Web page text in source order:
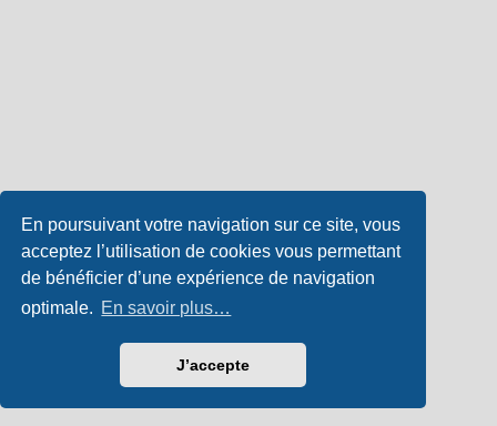
En poursuivant votre navigation sur ce site, vous
acceptez l’utilisation de cookies vous permettant
de bénéficier d’une expérience de navigation
optimale. En savoir plus…
J’accepte